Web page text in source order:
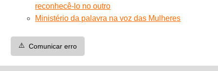
reconhecê-lo no outro
Ministério da palavra na voz das Mulheres
⚠️ Comunicar erro